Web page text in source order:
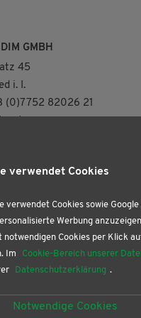
GMBH
45
i. I.
(0)7752 82026 21
BUCHHANDLUNG
12.30 | 13.30 – 18.00 Uhr
– 12.30 Uhr
– 12.30 | 13.30 – 18.00 Uhr
– 12.00 Uhr
täglich geöffnet!
verwendet Cookies
verwendet Cookies sowie
Werbung
notwendigen Cookies per Klick
Im
Cookie-Bereich unserer
Datenschutzerklärung .
Notwendige Cookies